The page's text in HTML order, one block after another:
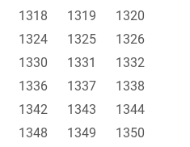
1318 1319
1320
1324 1325
1326
1330 1331
1332
1336 1337
1338
1342 1343
1344
1348 1349
1350